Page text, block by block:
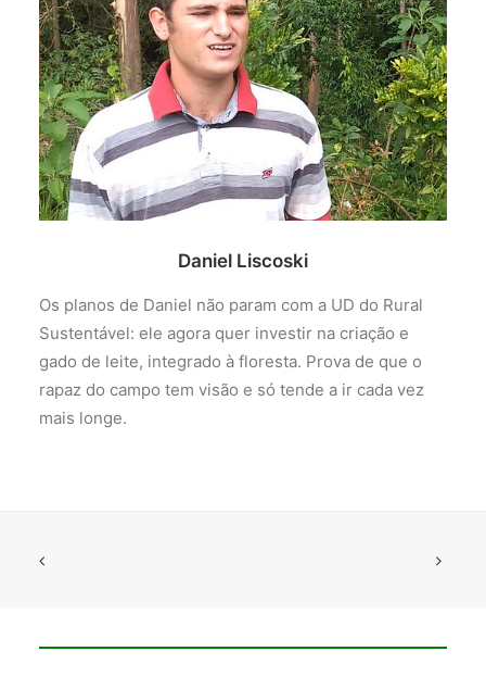
Daniel Liscoski
Os planos de Daniel não param com a UD do Rural
Sustentável: ele agora quer investir na criação e
gado de leite, integrado à floresta. Prova de que o
rapaz do campo tem visão e só tende a ir cada vez
mais longe.